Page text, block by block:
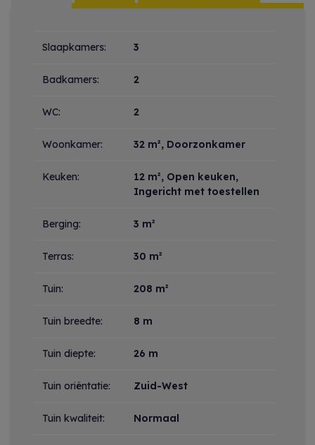
Indeling
Slaapkamers: 3
Badkamers: 2
WC: 2
Woonkamer: 32 m², Doorzonkamer
Keuken: 12 m², Open keuken,
Ingericht met toestellen
Berging: 3 m²
Terras: 30 m²
Tuin: 208 m²
Tuin breedte: 8 m
Tuin diepte: 26 m
Tuin oriëntatie: Zuid-West
Tuin kwaliteit: Normaal